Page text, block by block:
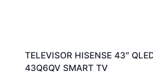
TELEVISOR HISENSE 43″
43Q6QV SMART TV